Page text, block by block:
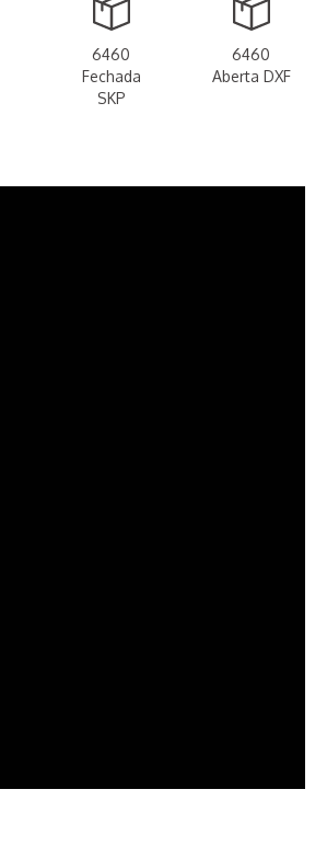
6460
Fechada
SKP
6460
Aberta DXF